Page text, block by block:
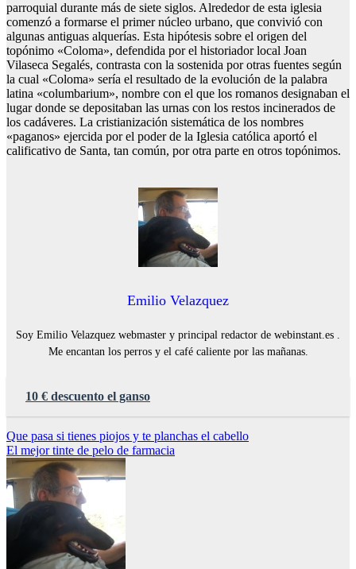
parroquial durante más de siete siglos. Alrededor de esta iglesia
comenzó a formarse el primer núcleo urbano, que convivió con
algunas antiguas alquerías. Esta hipótesis sobre el origen del
topónimo «Coloma», defendida por el historiador local Joan
Vilaseca Segalés, contrasta con la sostenida por otras fuentes según
la cual «Coloma» sería el resultado de la evolución de la palabra
latina «columbarium», nombre con el que los romanos designaban el
lugar donde se depositaban las urnas con los restos incinerados de
los cadáveres. La cristianización sistemática de los nombres
«paganos» ejercida por el poder de la Iglesia católica aportó el
calificativo de Santa, tan común, por otra parte en otros topónimos.
Emilio Velazquez
Soy Emilio Velazquez webmaster y principal redactor de webinstant.es .
Me encantan los perros y el café caliente por las mañanas.
10 € descuento el ganso
Navegación
de
entradas
Que pasa si tienes piojos y te planchas el cabello
El mejor tinte de pelo de farmacia